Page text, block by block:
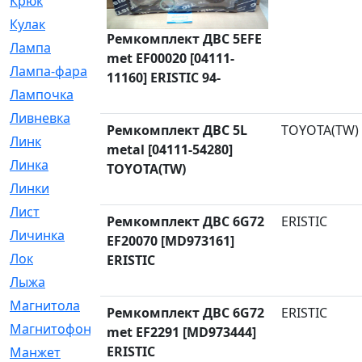
Кулак
[9]
Лампа
[128]
Лампа-фара
[4]
Лампочка
Ливневка
[66]
Линк
[3]
Линка
[64]
Линки
Лист
Личинка
[3]
Лок
[1]
Лыжа
Магнитола
[11]
Магнитофон
[1]
Манжет
[194]
Ремкомплект ДВС 5EFE
met EF00020 [04111-
11160] ERISTIC 94-
Ремкомплект ДВС 5L
metal [04111-54280]
TOYOTA(TW)
TOYOTA(TW)
Ремкомплект ДВС 6G72
EF20070 [MD973161]
ERISTIC
ERISTIC
Ремкомплект ДВС 6G72
met EF2291 [MD973444]
ERISTIC
ERISTIC